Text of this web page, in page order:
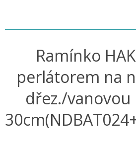
Ramínko
perlátorem na
dřez./vanovou